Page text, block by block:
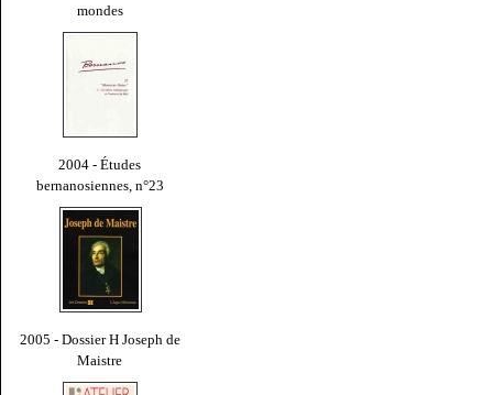
mondes
2004 - Études
bernanosiennes, n°23
2005 - Dossier H Joseph de
Maistre